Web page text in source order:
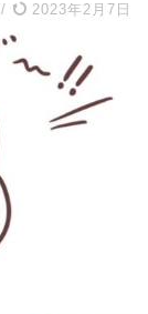
/ 2023年2月7日